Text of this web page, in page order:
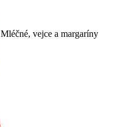
Mléčné, vejce a margaríny